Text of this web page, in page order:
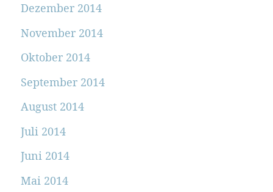
Dezember 2014
November 2014
Oktober 2014
September 2014
August 2014
Juli 2014
Juni 2014
Mai 2014